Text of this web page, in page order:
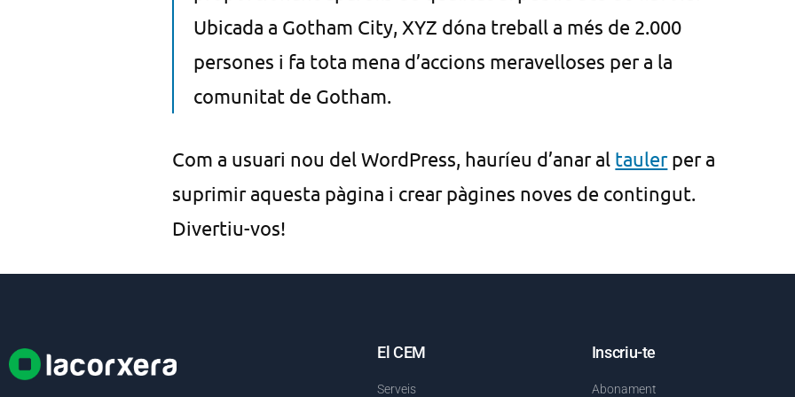
Ubicada a Gotham City, XYZ dóna treball a més de 2.000
persones i fa tota mena d’accions meravelloses per a la
comunitat de Gotham.
Com a usuari nou del WordPress, hauríeu d’anar al taulerper a
suprimir aquesta pàgina i crear pàgines noves de contingut.
Divertiu-vos!
El CEM
Serveis
Inscriu-te
Abonament